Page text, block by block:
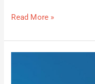
Read More »